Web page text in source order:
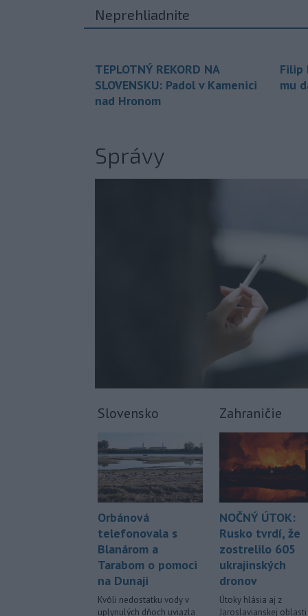
Neprehliadnite
TEPLOTNÝ REKORD NA
SLOVENSKU: Padol v Kamenici
nad Hronom
Filip
mu
Správy
Slovensko
Orbánová
telefonovala s
Blanárom a
Tarabom o pomoci
na Dunaji
Kvôli nedostatku vody v
uplynulých dňoch uviazla
Zahraničie
NOČNÝ ÚTOK:
Rusko tvrdí, že
zostrelilo 605
ukrajinských
dronov
Útoky hlásia aj z
Jaroslavianskej oblasti